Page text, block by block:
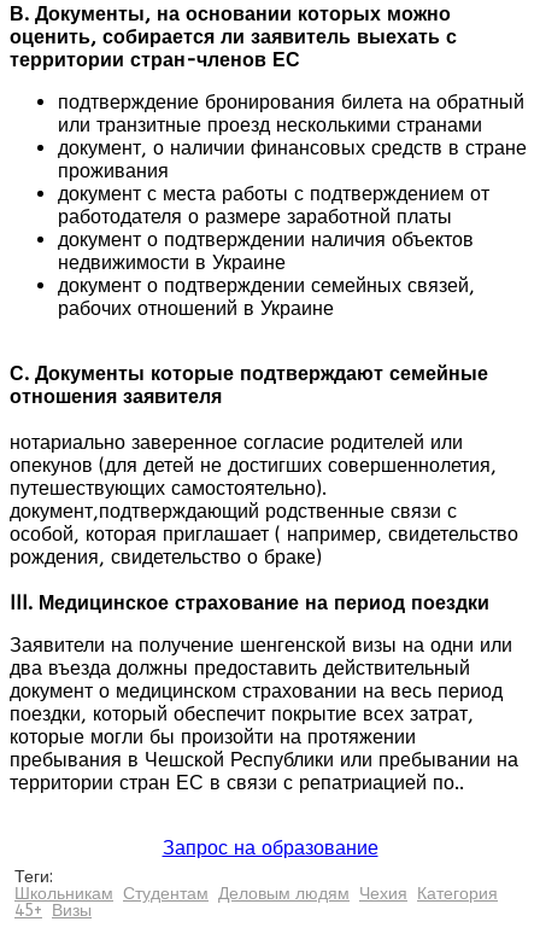
В. Документы, на основании которых можно
оценить, собирается ли заявитель выехать с
территории стран-членов ЕС
подтверждение бронирования билета на обратный
или транзитные проезд несколькими странами
документ, о наличии финансовых средств в стране
проживания
документ с места работы с подтверждением от
работодателя о размере заработной платы
документ о подтверждении наличия объектов
недвижимости в Украине
документ о подтверждении семейных связей,
рабочих отношений в Украине
С. Документы которые подтверждают семейные
отношения заявителя
нотариально заверенное согласие родителей или
опекунов (для детей не достигших совершеннолетия,
путешествующих самостоятельно).
документ,подтверждающий родственные связи с
особой, которая приглашает ( например, свидетельство
рождения, свидетельство о браке)
III. Медицинское страхование на период поездки
Заявители на получение шенгенской визы на одни или
два въезда должны предоставить действительный
документ о медицинском страховании на весь период
поездки, который обеспечит покрытие всех затрат,
которые могли бы произойти на протяжении
пребывания в Чешской Республики или пребывании на
территории стран ЕС в связи с репатриацией по..
Запрос на образование
Теги:
Школьникам Студентам Деловым людям Чехия Категория
45+ Визы